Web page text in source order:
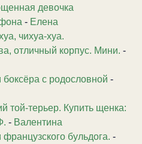
девочка
- Елена
чихуа-хуа.
отличный корпус. Мини. -
боксёра с родословной -
той-терьер. Купить щенка:
- Валентина
бульдога. -